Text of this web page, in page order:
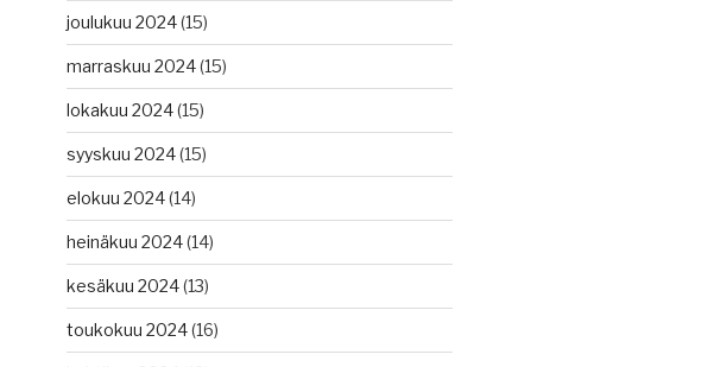
joulukuu 2024(15)
marraskuu 2024(15)
lokakuu 2024(15)
syyskuu 2024(15)
elokuu 2024(14)
heinäkuu 2024(14)
kesäkuu 2024(13)
toukokuu 2024(16)